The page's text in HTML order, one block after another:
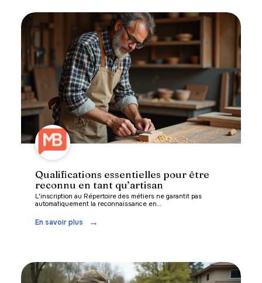
Qualifications essentielles pour être
reconnu en tant qu’artisan
L'inscription au Répertoire des métiers ne garantit pas
automatiquement la reconnaissance en…
En savoir plus